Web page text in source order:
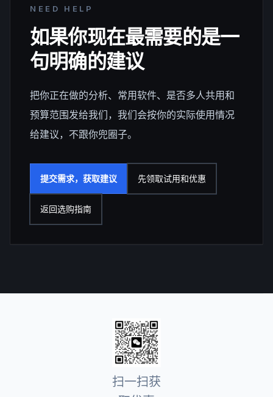
NEED HELP
如果你现在最需要的是一
句明确的建议
把你正在做的分析、常用软件、是否多人共用和
预算范围发给我们，我们会按你的实际使用情况
给建议，不跟你兜圈子。
提交需求，获取建议 先领取试用和优惠
返回选购指南
扫一扫获